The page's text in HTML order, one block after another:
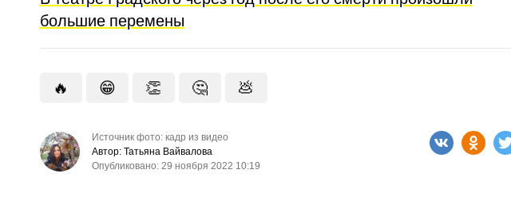
большие перемены
🔥 😁 👏 🤔 💩
Источник фото: кадр из видео
Автор: Татьяна Вайвалова
Опубликовано: 29 ноября 2022 10:19